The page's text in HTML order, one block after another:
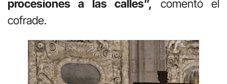
procesiones a las calles”, comentó el
cofrade.